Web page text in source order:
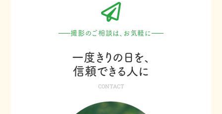
撮影のご相談は、お気軽に
一度きりの日を、
信頼できる人に
CONTACT